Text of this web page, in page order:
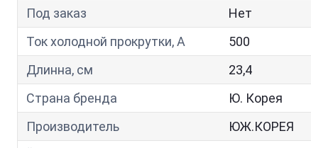
Под заказ
Нет
Ток холодной прокрутки, A
500
Длинна, см
23,4
Страна бренда
Ю. Корея
Производитель
ЮЖ.КОРЕЯ